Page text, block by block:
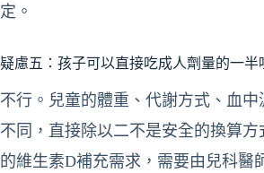
定。
疑慮五：孩子可以直接吃成人劑量的一半
不行。兒童的體重、代謝方式、血
不同，直接除以二不是安全的換算方
的維生素D補充需求，需要由兒科醫